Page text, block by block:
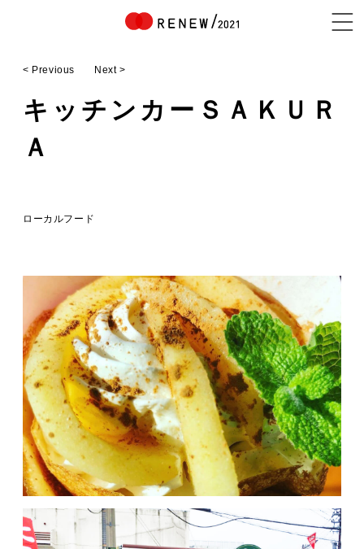
EXHIBITOR
MOVIE
ACCESS / STAY
CONTACT
< Previous Next >
キッチンカーＳＡＫＵＲ
Ａ
ローカルフード